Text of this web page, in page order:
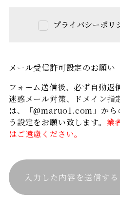
べてお答えいただくこと
す。
2日前までにご予約いただ
についてはお電話くださ
弊社SNSへのチャンネル
力いただけること
身分証明書（運転免許証
提示をいただけること
初回ご予約時に事前連絡
プライバシーポリ
メール受信許可設定のお願い
フォーム送信後、必ず自動返
迷惑メール対策、ドメイン指
は、「@maruo1.com」から
う設定をお願い致します。 業
はご遠慮ください。